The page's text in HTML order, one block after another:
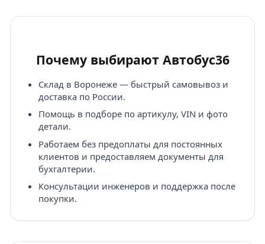
Почему выбирают Автобус36
Склад в Воронеже — быстрый самовывоз и
доставка по России.
Помощь в подборе по артикулу, VIN и фото
детали.
Работаем без предоплаты для постоянных
клиентов и предоставляем документы для
бухгалтерии.
Консультации инженеров и поддержка после
покупки.